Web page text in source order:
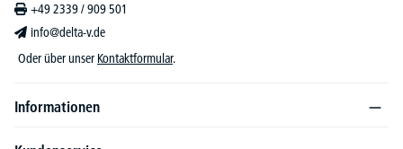
+49 2339 / 909 501
info@delta-v.de
Oder über unser Kontaktformular.
Informationen